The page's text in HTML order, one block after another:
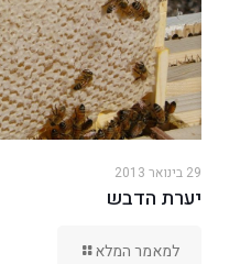
29 בינואר 2013
יערת הדבש
למאמר המלא